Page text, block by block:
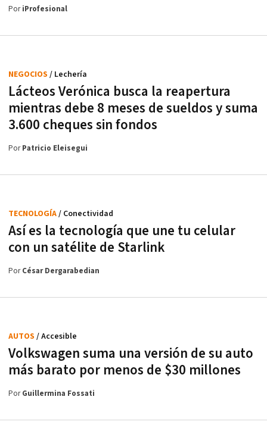
PoriProfesional
Lácteos Verónica busca la reapertura
mientras debe 8 meses de sueldos y suma
3.600 cheques sin fondos
NEGOCIOS / Lechería
PorPatricio Eleisegui
Así es la tecnología que une tu celular
con un satélite de Starlink
TECNOLOGÍA/ Conectividad
PorCésar Dergarabedian
Volkswagen suma una versión de su auto
más barato por menos de $30 millones
AUTOS / Accesible
PorGuillermina Fossati